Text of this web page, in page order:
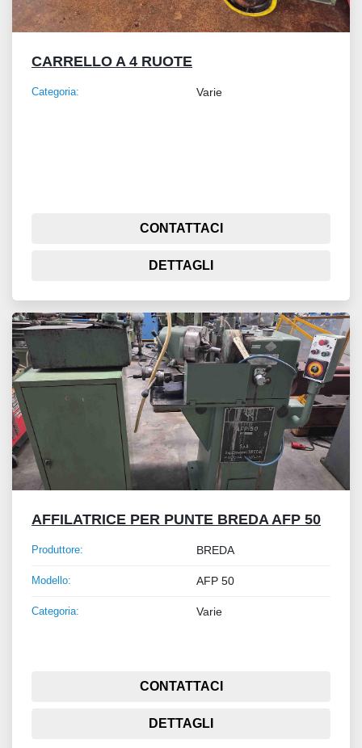
CARRELLO A 4 RUOTE
Categoria: Varie
CONTATTACI
DETTAGLI
AFFILATRICE PER PUNTE BREDA AFP 50
Produttore: BREDA
Modello: AFP 50
Categoria: Varie
CONTATTACI
DETTAGLI